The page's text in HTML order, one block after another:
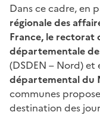
Dans ce cadre, en
régionale des
France, le rectorat
départementale
(DSDEN – Nord) et
départemental du
communes
destination des